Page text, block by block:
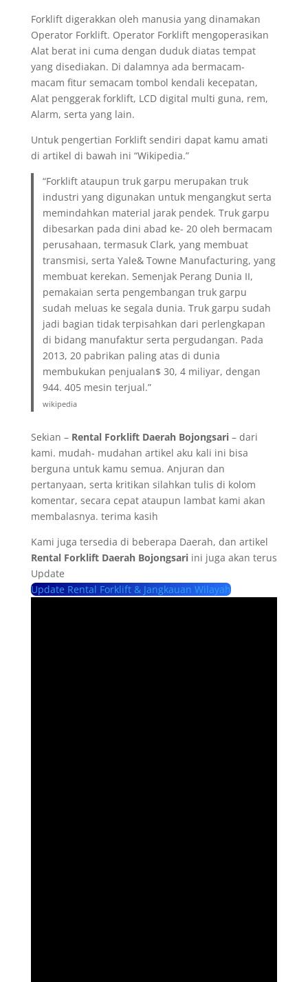
Forklift digerakkan oleh manusia yang dinamakan
Operator Forklift. Operator Forklift mengoperasikan
Alat berat ini cuma dengan duduk diatas tempat
yang disediakan. Di dalamnya ada bermacam-
macam fitur semacam tombol kendali kecepatan,
Alat penggerak forklift, LCD digital multi guna, rem,
Alarm, serta yang lain.
Untuk pengertian Forklift sendiri dapat kamu amati
di artikel di bawah ini “Wikipedia.”
“Forklift ataupun truk garpu merupakan truk
industri yang digunakan untuk mengangkut serta
memindahkan material jarak pendek. Truk garpu
dibesarkan pada dini abad ke- 20 oleh bermacam
perusahaan, termasuk Clark, yang membuat
transmisi, serta Yale& Towne Manufacturing, yang
membuat kerekan. Semenjak Perang Dunia II,
pemakaian serta pengembangan truk garpu
sudah meluas ke segala dunia. Truk garpu sudah
jadi bagian tidak terpisahkan dari perlengkapan
di bidang manufaktur serta pergudangan. Pada
2013, 20 pabrikan paling atas di dunia
membukukan penjualan$ 30, 4 miliyar, dengan
944. 405 mesin terjual.”
wikipedia
Sekian – Rental Forklift Daerah Bojongsari– dari
kami. mudah- mudahan artikel aku kali ini bisa
berguna untuk kamu semua. Anjuran dan
pertanyaan, serta kritikan silahkan tulis di kolom
komentar, secara cepat ataupun lambat kami akan
membalasnya. terima kasih
Kami juga tersedia di beberapa Daerah, dan artikel
Rental Forklift Daerah Bojongsariini juga akan terus
Update
Update Rental Forklift & Jangkauan Wilayah